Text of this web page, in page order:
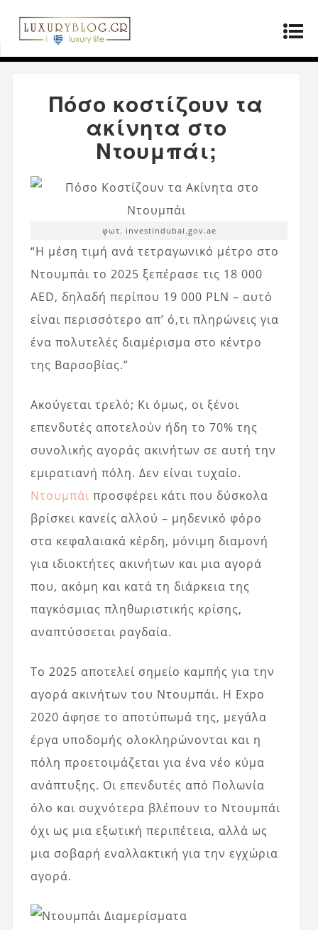
Αρχική σελίδα»Ακίνητα
Πόσο κοστίζουν τα
ακίνητα στο Ντουμπάι;
Πόσο κοστίζουν τα
ακίνητα στο
Ντουμπάι;
φωτ. investindubai.gov.ae
“Η μέση τιμή ανά τετραγωνικό μέτρο στο
Ντουμπάι το 2025 ξεπέρασε τις 18 000
AED, δηλαδή περίπου 19 000 PLN – αυτό
είναι περισσότερο απ’ ό,τι πληρώνεις για
ένα πολυτελές διαμέρισμα στο κέντρο
της Βαρσοβίας.”
Ακούγεται τρελό; Κι όμως, οι ξένοι
επενδυτές αποτελούν ήδη το 70% της
συνολικής αγοράς ακινήτων σε αυτή την
εμιρατιανή πόλη. Δεν είναι τυχαίο.
Ντουμπάι προσφέρει κάτι που δύσκολα
βρίσκει κανείς αλλού – μηδενικό φόρο
στα κεφαλαιακά κέρδη, μόνιμη διαμονή
για ιδιοκτήτες ακινήτων και μια αγορά
που, ακόμη και κατά τη διάρκεια της
παγκόσμιας πληθωριστικής κρίσης,
αναπτύσσεται ραγδαία.
Το 2025 αποτελεί σημείο καμπής για την
αγορά ακινήτων του Ντουμπάι. Η Expo
2020 άφησε το αποτύπωμά της, μεγάλα
έργα υποδομής ολοκληρώνονται και η
πόλη προετοιμάζεται για ένα νέο κύμα
ανάπτυξης. Οι επενδυτές από Πολωνία
όλο και συχνότερα βλέπουν το Ντουμπάι
όχι ως μια εξωτική περιπέτεια, αλλά ως
μια σοβαρή εναλλακτική για την εγχώρια
αγορά.